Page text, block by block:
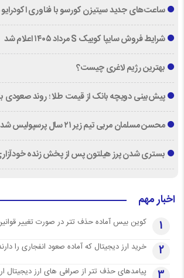
ساعت‌های جدید سیتیزن کورسو با فناوری
شرایط فروش سایپا کوییک S مرداد ۱۴۰۵ اعلام شد
بهترین رژیم لاغری چیست؟
پیش‌بینی دویچه‌ بانک از قیمت طلا ؛ روند صعودی
محسن مسلمان مربی تیم زیر ۲۱ سال پرسپولیس شد
بستری شدن پرز هیلتون پس از پخش زنده
اخبار مهم
1 کوین بیس آماده حذف تتر در صورت تغییر
2 خرید ارز دیجیتال که آماده صعود انفجاری را
پیامدهای حذف تتر از صرافی های ارز دیجیتال